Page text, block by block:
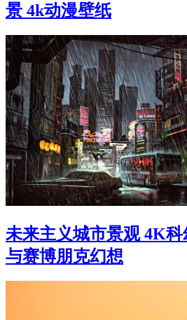
景 4k动漫壁纸
未来主义城市景观 4K
与赛博朋克幻想